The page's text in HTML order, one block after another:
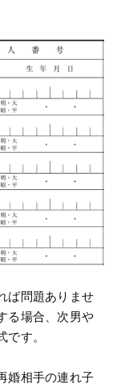
ば問題ありませ
る場合、次男や
す。
婚相手の連れ子